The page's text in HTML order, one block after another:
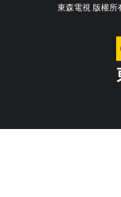
東森電視 版權所